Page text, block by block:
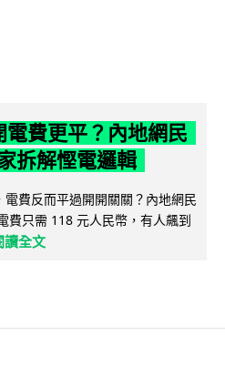
費更平？內地網民
拆解慳電邏輯
費反而平過開開關關？內地網民
費只需 118 元人民幣，有人飆到
讀全文